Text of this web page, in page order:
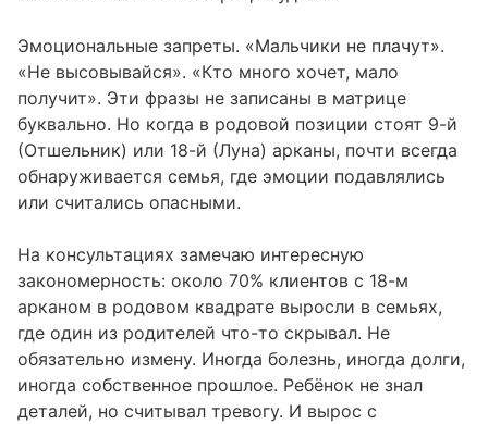
Эмоциональные запреты. «Мальчики не плачут».
«Не высовывайся». «Кто много хочет, мало
получит». Эти фразы не записаны в матрице
буквально. Но когда в родовой позиции стоят 9-й
(Отшельник) или 18-й (Луна) арканы, почти всегда
обнаруживается семья, где эмоции подавлялись
или считались опасными.
На консультациях замечаю интересную
закономерность: около 70% клиентов с 18-м
арканом в родовом квадрате выросли в семьях,
где один из родителей что-то скрывал. Не
обязательно измену. Иногда болезнь, иногда долги,
иногда собственное прошлое. Ребёнок не знал
деталей, но считывал тревогу. И вырос с